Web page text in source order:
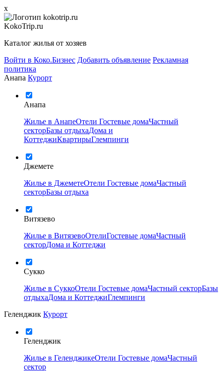
x
KokoTrip.ru
Каталог жилья от хозяев
Войти в Коко.Бизнес Добавить объявление Рекламная
политика
Анапа Курорт
Анапа
Жилье в АнапеОтели Гостевые домаЧастный
секторБазы отдыхаДома и
КоттеджиКвартирыГлемпинги
Джемете
Жилье в ДжеметеОтели Гостевые домаЧастный
секторБазы отдыха
Витязево
Жилье в ВитязевоОтелиГостевые домаЧастный
секторДома и Коттеджи
Сукко
Жилье в СуккоОтели Гостевые домаЧастный секторБазы
отдыхаДома и КоттеджиГлемпинги
Геленджик Курорт
Геленджик
Жилье в ГеленджикеОтели Гостевые домаЧастный
сектор